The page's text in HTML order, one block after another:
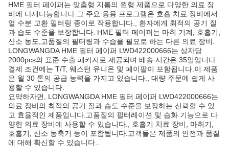
HME 필터 페이퍼는 맞춤형 지름의 원형 제품으로 다양한 의료 장
비에 다재다능합니다.그 주요 응용 프로그램은 호흡 치료 장비에서
열 수분 교환 필터링 종이로 작용합니다., 환자에게 최적의 공기 질
과 습도 수준을 보장합니다. HME 필터 페이퍼는 마취 기계, 호흡기,
산소 농도,고품질의 필터링과 수습을 필요로 하는 다른 의료 장비.
LONGWANGDA HME 필터 페이퍼 LWD422000666는 상자당
2000pcs의 표준 수출 패키지로 제공되며 배송 시간은 35일입니다.
결제 조건에는 T/T, 웨스턴 유니온 및 페이팔이 포함됩니다.이 제품
은 월 30 톤의 공급 능력을 가지고 있습니다., 대량 주문에 쉽게 사
용할 수 있습니다.
요약하자면, LONGWANGDA HME 필터 페이퍼 LWD422000666는
의료 장비의 최적의 공기 질과 습도 수준을 보장하는 신뢰할 수 있
고 효율적인 제품입니다.고품질의 필터레이션 및 습화 기능으로 다
양한 의료 장비에 사용할 수 있습니다., 호흡기 치료 장비, 마취기,
호흡기, 산소 농축기 등이 포함됩니다.고객들은 제품의 안전과 품질
에 대해 확신할 수 있습니다..